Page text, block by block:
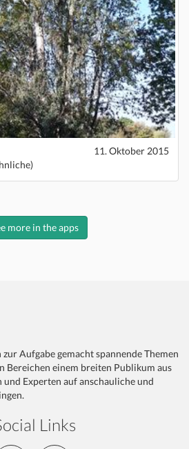
11. Oktober 2015
more in the apps
Aufgabe gemacht spannende Themen
Bereichen einem breiten Publikum aus
Experten auf anschauliche und
Links